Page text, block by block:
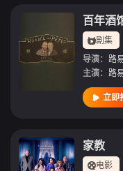
百年酒
剧集
导演： 路
主演： 路
立即
家教
电影